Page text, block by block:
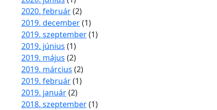
2020. február(2)
2019. december(1)
2019. szeptember(1)
2019. június (1)
2019. május (2)
2019. március (2)
2019. február(1)
2019. január(2)
2018. szeptember(1)